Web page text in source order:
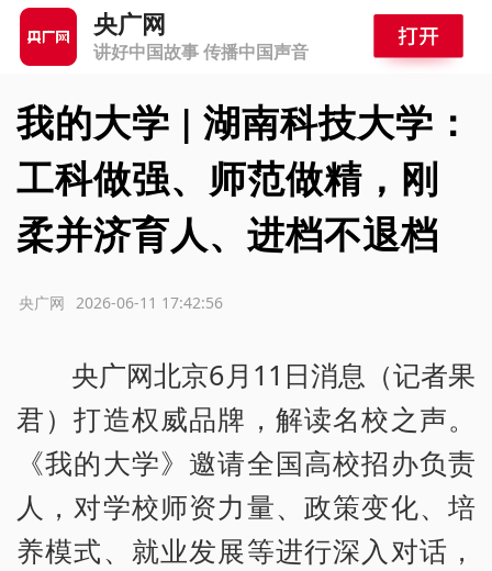
央广网
讲好中国故事 传播中国声音
我的大学 | 湖南科技大学：
工科做强、师范做精，刚
柔并济育人、进档不退档
2026-06-11 17:42:56
央广网
央广网北京6月11日消息（记者果
君）打造权威品牌，解读名校之声。
《我的大学》邀请全国高校招办负责
人，对学校师资力量、政策变化、培
养模式、就业发展等进行深入对话，